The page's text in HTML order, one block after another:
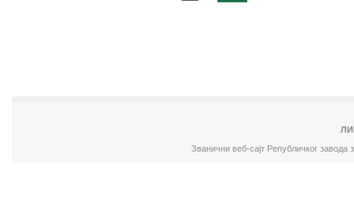
Званични веб-сајт Републичког